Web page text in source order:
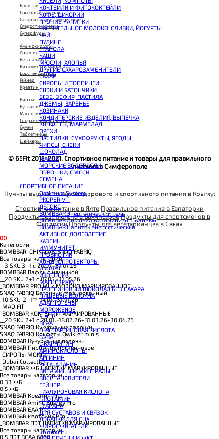
CHIKALAB Вафля двойная с начинкой
SNAQ FABRIQ Вафли с начинкой
SNAQ FABRIQ Хлебцы рисовые
SNAQ FABRIQ Батончик шоколадный без сахара Qwikler
SNAQ FABRIQ Батончик в шоколаде Coco
SNAQ FABRIQ Батончик в шоколаде Snaqer
КОКТЕЙЛИ И ФИТОКОКТЕЙЛИ
КОФЕ, ЦИКОРИЙ
ПРОЧИЕ НАПИТКИ
РАСТИТЕЛЬНОЕ МОЛОКО, СЛИВКИ, ЙОГУРТЫ
ЧАЙ
ПУДИНГ
ГРАНОЛА
КАШИ
МЮСЛИ, ХЛОПЬЯ
ДРУГИЕ САХАРОЗАМЕНИТЕЛИ
САХАР
СИРОПЫ И ТОППИНГИ
СНЭКИ И БАТОНЧИКИ
БЕЗЕ, ЗЕФИР, ПАСТИЛА
ДЖЕМЫ, ВАРЕНЬЕ
КОЗИНАКИ
КОНДИТЕРСКИЕ ИЗДЕЛИЯ, ВЫПЕЧКА
КОНФЕТЫ, МАРМЕЛАД
ОРЕХИ
ПАСТИЛКИ, СУХОФРУКТЫ, ЯГОДЫ
ЧИПСЫ, СНЕКИ
ШОКОЛАД
МАСЛА
МОРСКИЕ ВОДОРОСЛИ
ПОРОШКИ, СМЕСИ
СЕМЕНА
СПОРТИВНОЕ ПИТАНИЕ
Optimum System
PROPER VIT
ДЕТОКС
BOMBBAR Энергетический гель
BOMBBAR Лимонад витаминизированный
BOMBBAR Напиток энергетический
АКТИВНОЕ ДОЛГОЛЕТИЕ
КАЗЕИН
ИММУНИТЕТ
ПРОБИОТИК
ХОНДРОПРОТЕКТОРЫ
ИЗОЛЯТ
ИЗОТОНИК
МАГНЕЗИУМ
ПРОТЕИНОВЫЙ ШОКОЛАД БЕЗ САХАРА
ПИЩЕВЫЕ ВОЛОКНА
АДАПТОГЕНЫ
МОРОЖЕНОЕ
5-HTP
BCAA
D-АСПАРГИНОВАЯ КИСЛОТА
GABA
L-КАРНИТИН
АМИНОКИСЛОТЫ
АРГИНИН
БЕТА-АЛАНИН
ВИТАМИНЫ И МИНЕРАЛЫ
ВОССТАНОВИТЕЛИ
ГЕЙНЕР
ГИАЛУРОНОВАЯ КИСЛОТА
ГЛЮТАМИН
ГУАРАНА
ДЛЯ СУСТАВОВ И СВЯЗОК
ДОБАВКИ ДЛЯ СНА
ЖИРОСЖИГАТЕЛИ
КОЛЛАГЕН
ДЛЯ ПЕЧЕНИ И ЖКТ
Напитки
Полезный завтрак
Сахар и сахарозаменители
Сладости и снеки
Суперфуды
Аминокислоты
Аргенин
Бета-аланин
Витамины и минералы
Восстановители
Гейнер
Креатин
Бинты
Бутылки
Магнезия
Спортивный инвентарь
Сумки
Таблетницы
Шейкеры
© 65Fit 2019-2021. Спортивное питание и товары для правильного
питания в Симферополе
Пункты выдачи товаров здорового и спортивного питания в Крыму:
Спортивное питание в Ялте Правильное питание в Евпатории
Продукты без глютена в БахчисараеПродукты для спортсменов в
ФеодосииПродукты для вегетарианцев в Саках
00
Категории
BOMBBAR, CHIKALAB, SNAQ FABRIQ
Все товары категории
__3 SKU 3+1 с 20.07.-31.07.26
BOMBBAR Вафли с начинкой
__20 SKU 2+1 с 07.05.-31.05.26
_BOMBBAR PRO Milk МОЛОКО МАРКИРОВАННОЕ
SNAQ FABRIQ Батончик глазированный
_10 SKU_2+1**_14.01.-31.01.26
_MAD FIT
_BOMBBAR КОКТЕЙЛИ МАРКИРОВАННЫЕ
__20 SKU 2+1 с 28.01.-18.02.26+31.03.26+30.04.26
SNAQ FABRIQ Кукурузные палочки
SNAQ FABRIQ Конфеты Qwikler minis
BOMBBAR Кукурузные палочки
BOMBBAR Пирожное протеиновое
_CИРОПЫ MONIN
_Dubai Collection
_BOMBBAR ЖБ НАПИТКИ МАРКИРОВАННЫЕ
Все товары категории
0.33 ЖБ
0.5 ЖБ
BOMBBAR Креатин Pro
BOMBBAR Amino Energy Pro
BOMBBAR EAA Pro
BOMBBAR Изотоник Pro
_BOMBBAR ПЭТ НАПИТКИ МАРКИРОВАННЫЕ
Все товары категории
0.5 ПЭТ ВСАА 6000